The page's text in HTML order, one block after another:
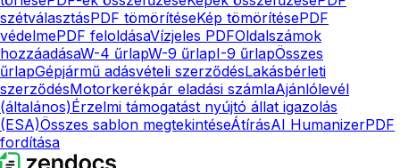
szétválasztásPDF tömörítéseKép tömörítésePDF
védelmePDF feloldásaVízjeles PDFOldalszámok
hozzáadásaW-4 űrlapW-9 űrlapI-9 űrlapÖsszes
űrlapGépjármű adásvételi szerződésLakásbérleti
szerződésMotorkerékpár eladási számlaAjánlólevél
(általános)Érzelmi támogatást nyújtó állat igazolás
(ESA)Összes sablon megtekintéseÁtírásAI HumanizerPDF
fordítása